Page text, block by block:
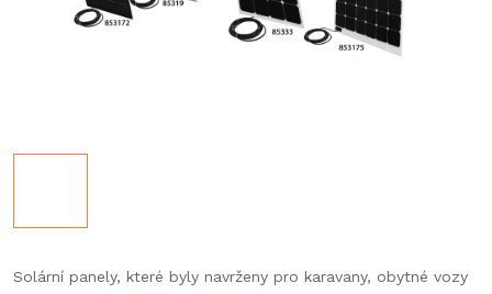
Solární panely, které byly navrženy pro karavany, obytné vozy